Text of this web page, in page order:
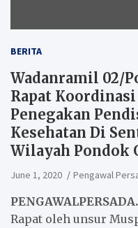
BERITA
Wadanramil 02/
Rapat
Penegakan
Kesehatan Di
Wilayah Pondok
June 1, 2020 Pengawal
Rapat oleh unsur